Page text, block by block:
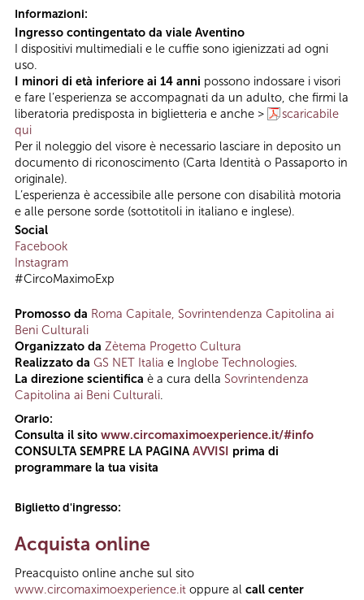
Informazioni:
Ingresso contingentato da viale Aventino
I dispositivi multimediali e le cuffie sono igienizzati ad ogni
uso.
I minori di età inferiore ai 14 anni possono indossare i visori
e fare l’esperienza se accompagnati da un adulto, che firmi la
liberatoria predisposta in biglietteria e anche >
scaricabile
qui
Per il noleggio del visore è necessario lasciare in deposito un
documento di riconoscimento (Carta Identità o Passaporto in
originale).
L’esperienza è accessibile alle persone con disabilità motoria
e alle persone sorde (sottotitoli in italiano e inglese).
Social
Facebook
Instagram
#CircoMaximoExp
Promosso da Roma Capitale, Sovrintendenza Capitolina ai
Beni Culturali
Organizzato da Zètema Progetto Cultura
Realizzato da GS NET Italia e Inglobe Technologies.
La direzione scientifica è a cura della Sovrintendenza
Capitolina ai Beni Culturali.
Orario:
Consulta il sito www.circomaximoexperience.it/#info
CONSULTA SEMPRE LA PAGINA AVVISI prima di
programmare la tua visita
Biglietto d'ingresso:
Acquista online
Preacquisto online anche sul sito
www.circomaximoexperience.it oppure al call center